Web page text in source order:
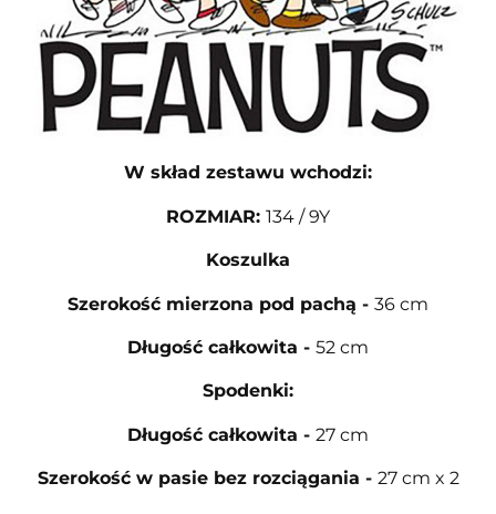
W skład zestawu wchodzi:
ROZMIAR: 134 / 9Y
Koszulka
Szerokość mierzona pod pachą - 36 cm
Długość całkowita - 52 cm
Spodenki:
Długość całkowita - 27 cm
Szerokość w pasie bez rozciągania - 27 cm x 2